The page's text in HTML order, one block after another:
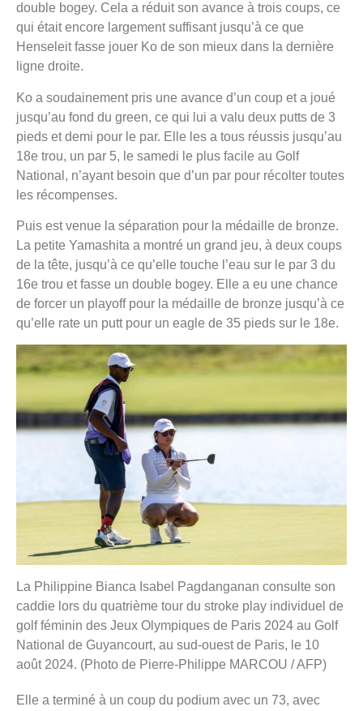
double bogey. Cela a réduit son avance à trois coups, ce
qui était encore largement suffisant jusqu’à ce que
Henseleit fasse jouer Ko de son mieux dans la dernière
ligne droite.
Ko a soudainement pris une avance d’un coup et a joué
jusqu’au fond du green, ce qui lui a valu deux putts de 3
pieds et demi pour le par. Elle les a tous réussis jusqu’au
18e trou, un par 5, le samedi le plus facile au Golf
National, n’ayant besoin que d’un par pour récolter toutes
les récompenses.
Puis est venue la séparation pour la médaille de bronze.
La petite Yamashita a montré un grand jeu, à deux coups
de la tête, jusqu’à ce qu’elle touche l’eau sur le par 3 du
16e trou et fasse un double bogey. Elle a eu une chance
de forcer un playoff pour la médaille de bronze jusqu’à ce
qu’elle rate un putt pour un eagle de 35 pieds sur le 18e.
La Philippine Bianca Isabel Pagdanganan consulte son
caddie lors du quatrième tour du stroke play individuel de
golf féminin des Jeux Olympiques de Paris 2024 au Golf
National de Guyancourt, au sud-ouest de Paris, le 10
août 2024. (Photo de Pierre-Philippe MARCOU / AFP)
Elle a terminé à un coup du podium avec un 73, avec